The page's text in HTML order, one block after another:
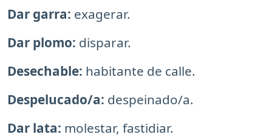
Dar garra: exagerar.
Dar plomo: disparar.
Desechable: habitante de calle.
Despelucado/a: despeinado/a.
Dar lata: molestar, fastidiar.